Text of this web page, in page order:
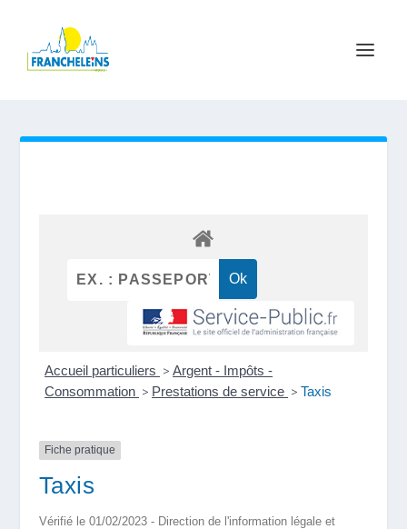
Accueil particuliers > Argent - Impôts -
Consommation > Prestations de service > Taxis
Fiche pratique
Taxis
Vérifié le 01/02/2023 - Direction de l'information légale et